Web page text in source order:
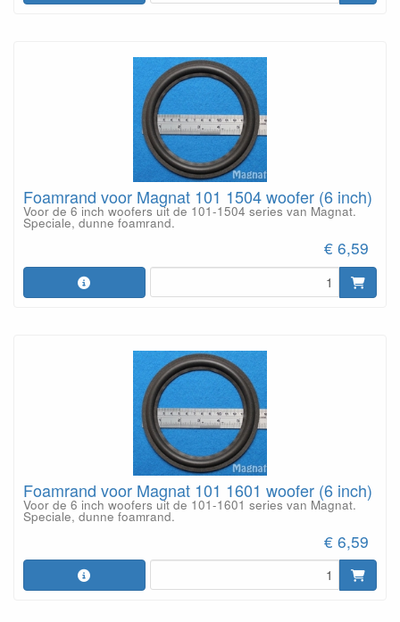
Foamrand voor Magnat 101 1504 woofer (6 inch)
Voor de 6 inch woofers uit de 101-1504 series van Magnat.
Speciale, dunne foamrand.
€ 6,59
Foamrand voor Magnat 101 1601 woofer (6 inch)
Voor de 6 inch woofers uit de 101-1601 series van Magnat.
Speciale, dunne foamrand.
€ 6,59